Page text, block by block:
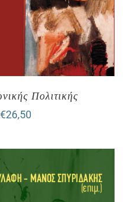
Πολιτικής
Original
€26,50Η
είναι:
€26,50.